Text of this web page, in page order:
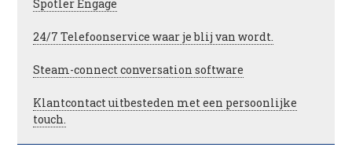
Spotler Engage
24/7 Telefoonservice waar je blij van wordt.
Steam-connect conversation software
Klantcontact uitbesteden met een persoonlijke
touch.